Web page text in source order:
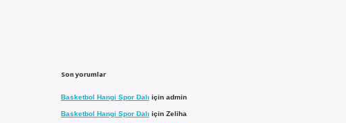
Son yorumlar
Basketbol Hangi Spor Dalı için admin
Basketbol Hangi Spor Dalı için Zeliha